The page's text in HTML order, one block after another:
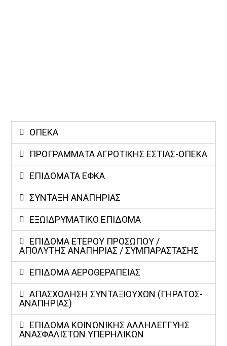
ΟΠΕΚΑ
ΠΡΟΓΡΆΜΜΑΤΑ ΑΓΡΟΤΙΚΉΣ ΕΣΤΊΑΣ-ΟΠΕΚΑ
ΕΠΙΔΟΜΑΤΑ ΕΦΚΑ
ΣΥΝΤΑΞΗ ΑΝΑΠΗΡΙΑΣ
ΕΞΩΙΔΡΥΜΑΤΙΚΟ ΕΠΙΔΟΜΑ
ΕΠΊΔΟΜΑ ΕΤΈΡΟΥ ΠΡΟΣΏΠΟΥ /
ΑΠΌΛΥΤΗΣ ΑΝΑΠΗΡΊΑΣ / ΣΥΜΠΑΡΆΣΤΑΣΗΣ
ΕΠΊΔΟΜΑ ΑΕΡΟΘΕΡΑΠΕΊΑΣ
ΑΠΑΣΧΟΛΗΣΗ ΣΥΝΤΑΞΙΟΥΧΩΝ (ΓΗΡΑΤΟΣ-
ΑΝΑΠΗΡΙΑΣ)
ΕΠΊΔΟΜΑ ΚΟΙΝΩΝΙΚΉΣ ΑΛΛΗΛΕΓΓΎΗΣ
ΑΝΑΣΦΆΛΙΣΤΩΝ ΥΠΕΡΗΛΊΚΩΝ